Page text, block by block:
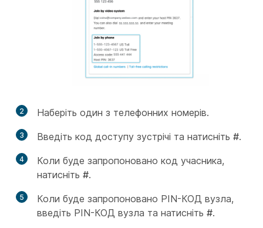
2 Наберіть один з телефонних номерів.
3 Введіть код доступу зустрічі та натисніть #.
4
Коли буде запропоновано код учасника,
натисніть #.
5
Коли буде запропоновано PIN-КОД вузла,
введіть PIN-КОД вузла та натисніть #.